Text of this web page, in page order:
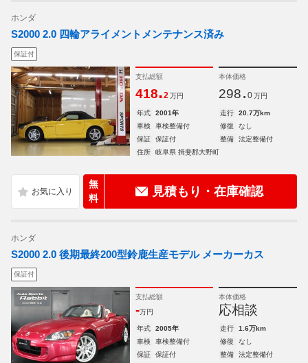
ホンダ
S2000 2.0 四輪アライメントメンテナンス済み
保証付
支払総額
418.2 万円
本体価格
298. 0 万円
年式 2001年 走行
20.7万km
車検
車検整備付 修復
なし
保証
保証付 整備
法定整備付
住所
岐阜県 揖斐郡大野町
無
料
見積もり・在庫確認
ホンダ
S2000 2.0 後期最終200型鈴鹿生産モデル メーカーカス
保証付
支払総額
-万円
本体価格
応相談
年式 2005年 走行
1.6万km
車検
車検整備付 修復
なし
保証
保証付 整備
法定整備付